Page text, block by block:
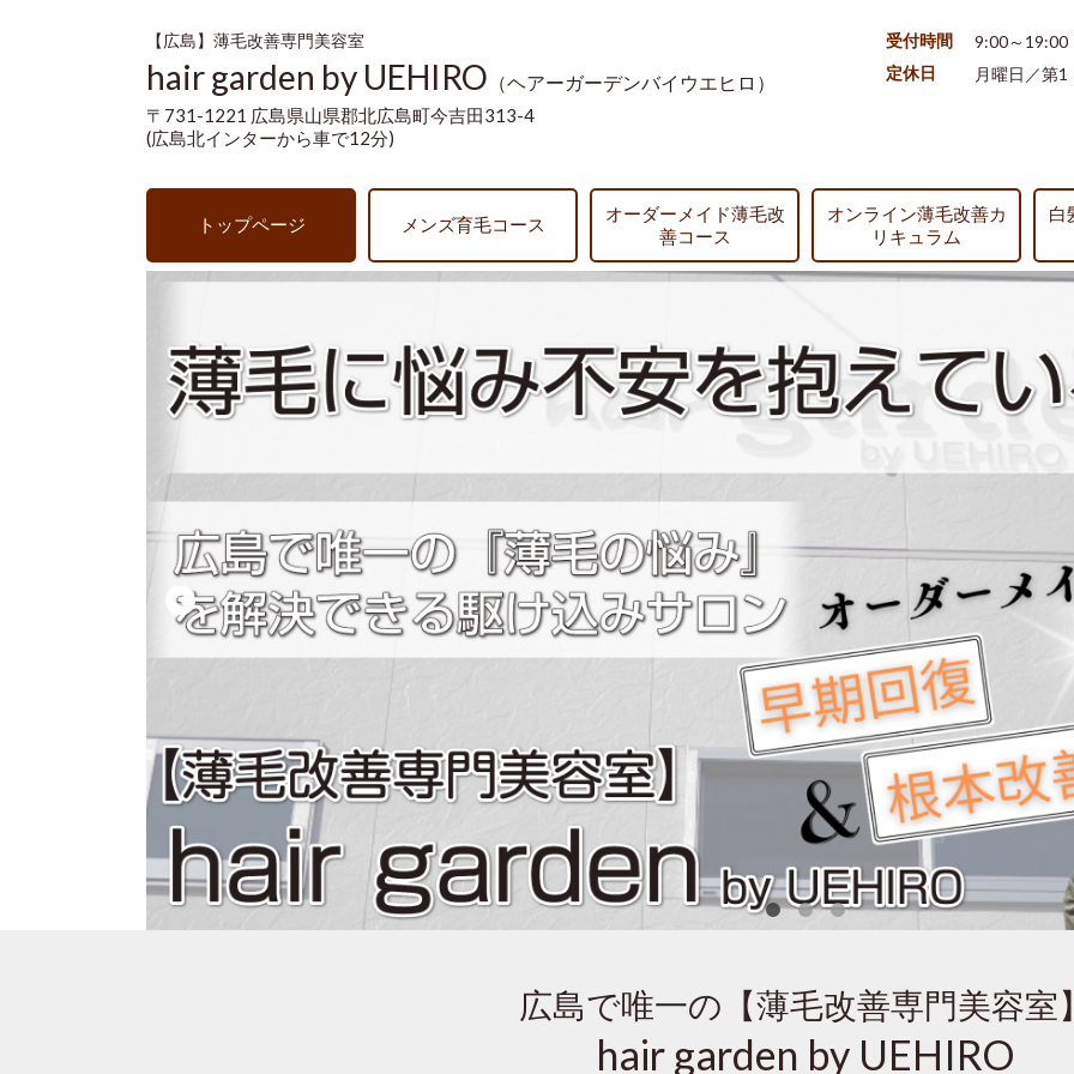
【広島】薄毛改善専門美容室
hair garden by UEHIRO （ヘアーガーデンバイウエヒロ）
〒731-1221 広島県山県郡北広島町今吉田313-4
(広島北インターから車で12分)
受付時間
9:00～19:00
定休日
月曜日／第
トップページ メンズ育毛コース
オーダーメイド薄毛改
善コース
オンライン薄毛改善カ
リキュラム
白
広島で唯一の【薄毛改善専門美容室
hair garden by UEHIRO